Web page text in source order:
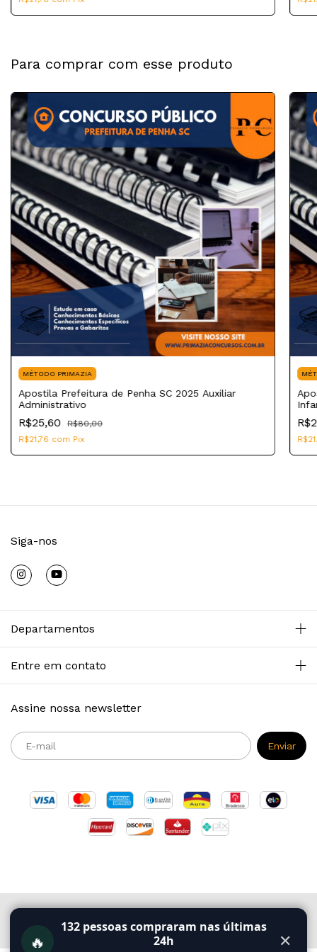
Para comprar com esse produto
MÉTODO PRIMAZIA
Apostila Prefeitura de Penha SC 2025 Auxiliar
Administrativo
R$25,60
R$80,00
R$21,76 com Pix
Siga-nos
Departamentos
Entre em contato
Assine nossa newsletter
🔥
132 pessoas compraram nas últimas
24h
✕
Copyright Primazia Concursos - 2026. Todos os direitos reservados.